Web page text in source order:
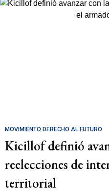
MOVIMIENTO DERECHO AL FUTURO
Kicillof definió
reelecciones de
territorial